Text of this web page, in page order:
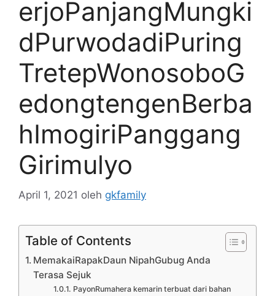
erjoPanjangMungki
dPurwodadiPuring
TretepWonosoboG
edongtengenBerba
hImogiriPanggang
Girimulyo
April 1, 2021 oleh gkfamily
Table of Contents
MemakaiRapakDaun NipahGubug Anda
Terasa Sejuk
PayonRumahera kemarin terbuat dari bahan